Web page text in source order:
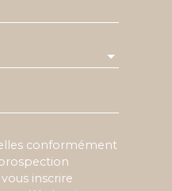
conformément
inscrire